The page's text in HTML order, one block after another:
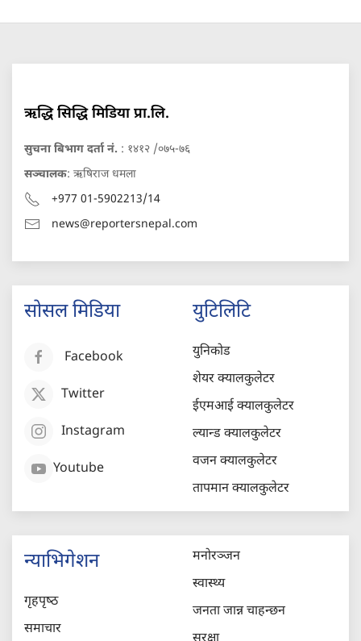
ऋद्धि सिद्धि मिडिया प्रा.लि.
सुचना बिभाग दर्ता नं. : १४१२ /०७५-७६
सञ्चालक: ऋषिराज धमला
+977 01-5902213/14
news@reportersnepal.com
सोसल मिडिया
Facebook
Twitter
Instagram
Youtube
युटिलिटि
युनिकोड
शेयर क्यालकुलेटर
ईएमआई क्यालकुलेटर
ल्यान्ड क्यालकुलेटर
वजन क्यालकुलेटर
तापमान क्यालकुलेटर
न्याभिगेशन
गृहपृष्‍ठ
समाचार
मनोरञ्जन
स्वास्थ्य
जनता जान्न चाहन्छन